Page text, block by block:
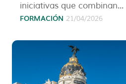
iniciativas que combinan...
FORMACIÓN 21/04/2026